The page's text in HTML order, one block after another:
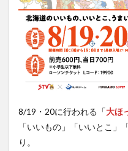
8/19・20に行われる「大ほ
「いいもの」「いいとこ」
り。